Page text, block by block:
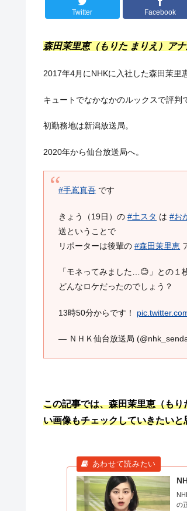
Twitter Facebook
森田茉里恵（もりた まりえ）ア
2017年4月にNHKに入社した森田茉里
キュートでなかなかのルックスで評判
初勤務地は新潟放送局。
2020年から仙台放送局へ。
#手嶌真吾 です
きょう（19日）の#土スタ は#お
送ということで
リポーターは後輩の#森田茉里恵
「モネってみました…😊」との１
どんなロケだったのでしょう？
13時50分からです！
— ＮＨＫ仙台放送局
この記事では、森田茉里恵（も
い画像もチェックしていきたいと